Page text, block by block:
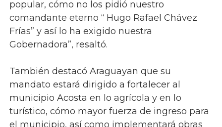
popular, cómo no los pidió nuestro
comandante eterno “ Hugo Rafael Chávez
Frías” y así lo ha exigido nuestra
Gobernadora”, resaltó.
También destacó Araguayan que su
mandato estará dirigido a fortalecer al
municipio Acosta en lo agrícola y en lo
turístico, cómo mayor fuerza de ingreso para
el municipio, así como implementará obras